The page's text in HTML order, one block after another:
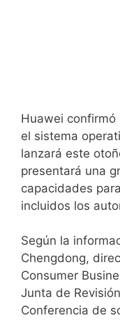
Huawei
el sistema
lanzará este
presentará una
capacidades
incluidos los
Según la
Chengdong,
Consumer
Junta de
Conferencia de